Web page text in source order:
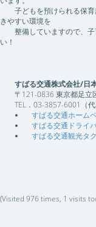
子どもを預けられる保育
きやすい環境を
整備していますので、子
い！
すばる交通株式会社/日
〒121-0836 東京都足立
TEL ．03-3857-6001（代
すばる交通ホーム
すばる交通ドライ
すばる交通観光タ
(Visited 976 times, 1 visits